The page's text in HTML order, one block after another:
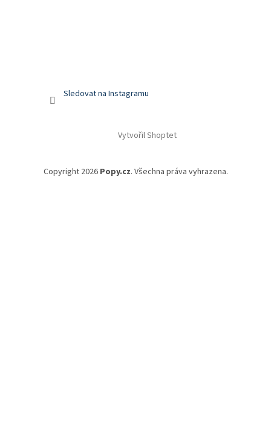
Sledovat na Instagramu
Vytvořil Shoptet
Copyright 2026 Popy.cz. Všechna práva vyhrazena.